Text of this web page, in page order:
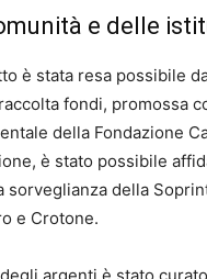
e delle
è stata resa possibile
fondi, promossa
della Fondazione
è stato possibile
sorveglianza della
e Crotone.